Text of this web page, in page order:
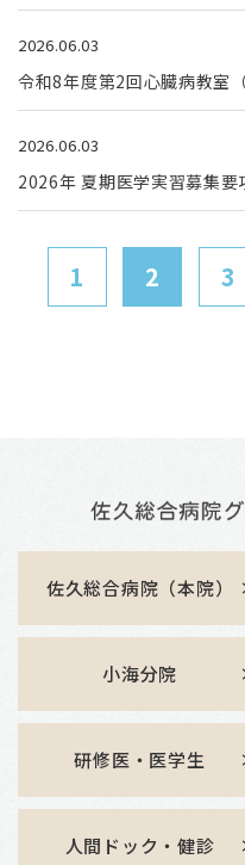
2026.06.03
令和8年度第2回心臓病教室
2026.06.03
2026年 夏期医学実習募集要
1 2 3
佐久総合病院（本院）
小海分院
研修医・医学生
人間ドック・健診